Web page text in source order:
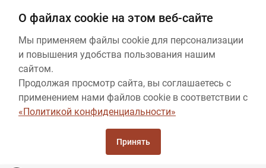
О файлах cookie на этом веб-сайте
Мы применяем файлы cookie для персонализации
и повышения удобства пользования нашим
сайтом.
Продолжая просмотр сайта, вы соглашаетесь с
применением нами файлов cookie в соответствии с
«Политикой конфиденциальности»
Принять